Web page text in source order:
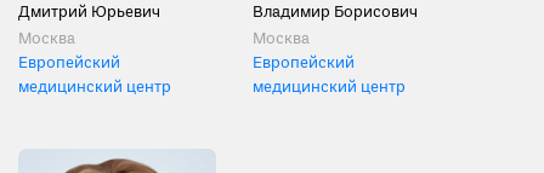
Дмитрий Юрьевич
Москва
Европейский
медицинский центр
Владимир Борисович
Москва
Европейский
медицинский центр